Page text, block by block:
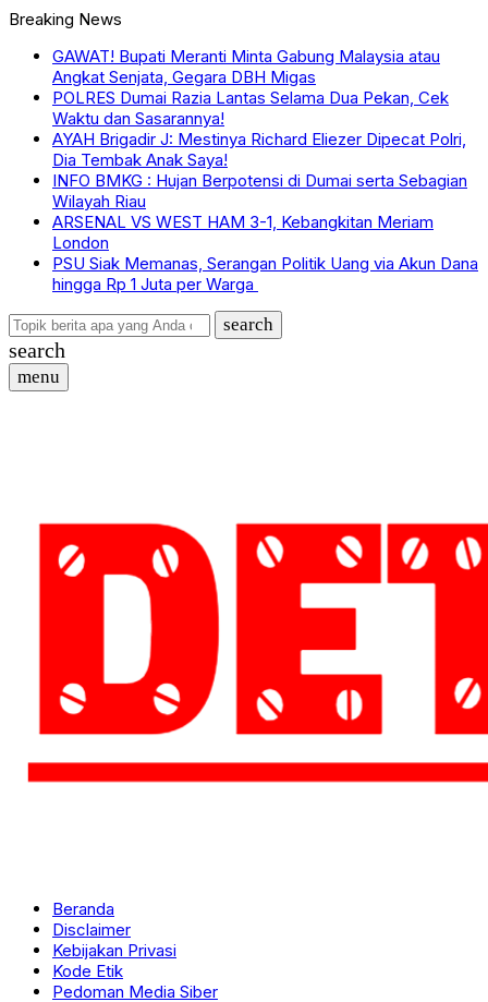
Breaking News
GAWAT! Bupati Meranti Minta Gabung Malaysia atau
Angkat Senjata, Gegara DBH Migas
POLRES Dumai Razia Lantas Selama Dua Pekan, Cek
Waktu dan Sasarannya!
AYAH Brigadir J: Mestinya Richard Eliezer Dipecat Polri,
Dia Tembak Anak Saya!
INFO BMKG : Hujan Berpotensi di Dumai serta Sebagian
Wilayah Riau
ARSENAL VS WEST HAM 3-1, Kebangkitan Meriam
London
PSU Siak Memanas, Serangan Politik Uang via Akun Dana
hingga Rp 1 Juta per Warga
search
search
menu
Beranda
Disclaimer
Kebijakan Privasi
Kode Etik
Pedoman Media Siber